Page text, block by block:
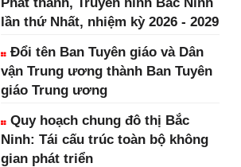
lần thứ Nhất, nhiệm kỳ 2026 - 2029
Đổi tên Ban Tuyên giáo và Dân
vận Trung ương thành Ban Tuyên
giáo Trung ương
Quy hoạch chung đô thị Bắc
Ninh: Tái cấu trúc toàn bộ không
gian phát triển